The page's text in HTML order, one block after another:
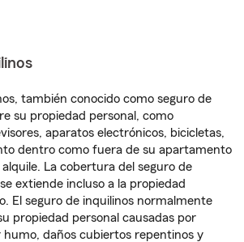
también conocido como seguro de
su propiedad personal, como
aparatos electrónicos, bicicletas,
dentro como fuera de su apartamento
La cobertura del seguro de
extiende incluso a la propiedad
El seguro de inquilinos normalmente
propiedad personal causadas por
humo, daños cubiertos repentinos y